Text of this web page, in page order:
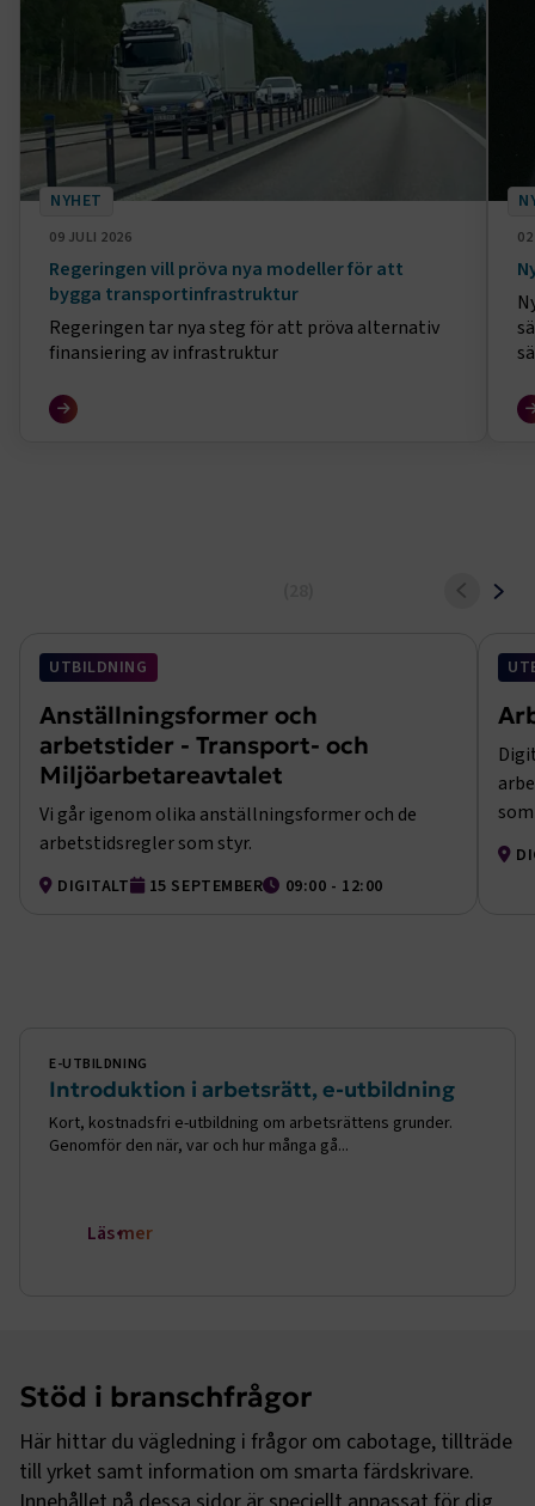
NYHET
09 JULI 2026
Regeringen vill pröva nya modeller för att
bygga transportinfrastruktur
Regeringen tar nya steg för att pröva alternativ
finansiering av infrastruktur
UTBILDNING
Anställningsformer och
arbetstider - Transport- och
Miljöarbetareavtalet
Vi går igenom olika anställningsformer och de
arbetstidsregler som styr.
DIGITALT 15 SEPTEMBER 09:00 - 12:00
E-UTBILDNING
Introduktion i arbetsrätt, e-utbildning
Kort, kostnadsfri e-utbildning om arbetsrättens grunder.
Genomför den när, var och hur många gå...
Läs mer
Stöd i branschfrågor
Här hittar du vägledning i frågor om cabotage, tillträde
till yrket samt information om smarta färdskrivare.